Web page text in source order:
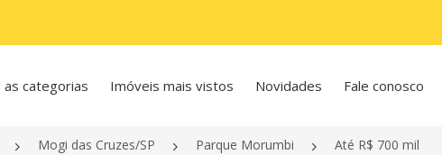
as categorias Imóveis mais vistos Novidades Fale conosco
Mogi das Cruzes/SP Parque Morumbi Até R$ 700 mil